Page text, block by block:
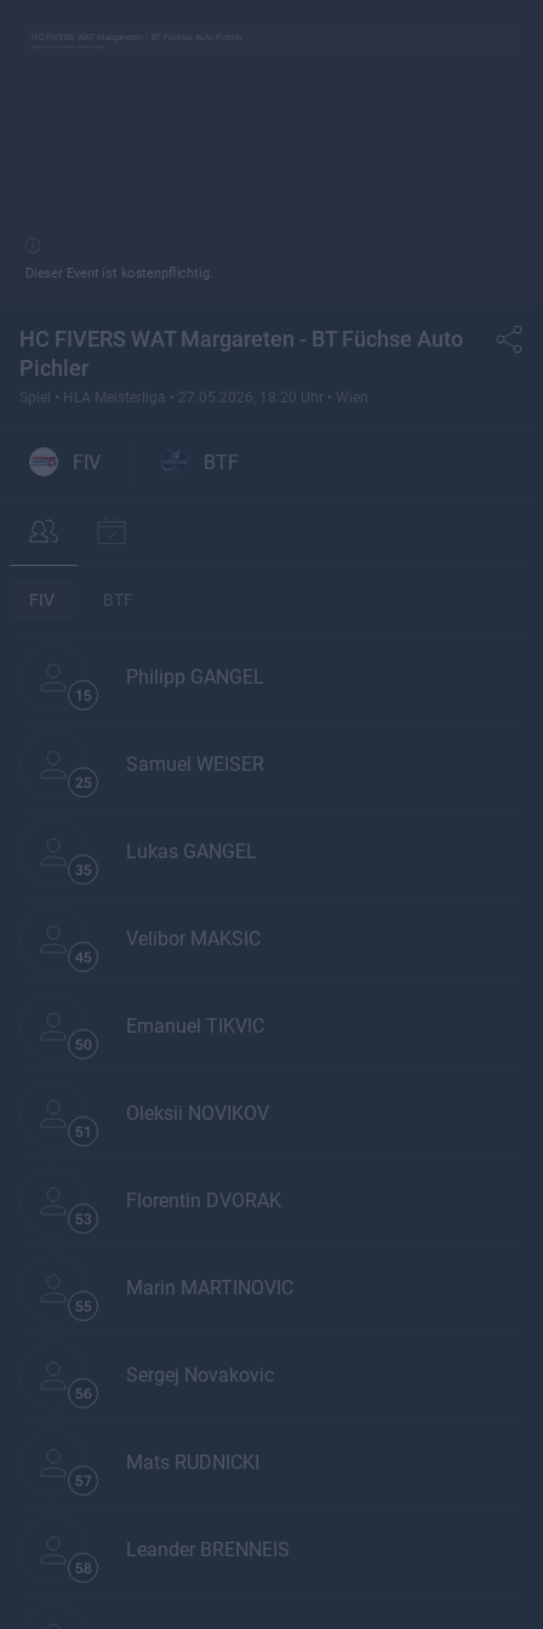
HC FIVERS WAT Margareten - BT Füchse Auto Pichler
Dieser Event ist kostenpflichtig.
HC FIVERS WAT Margareten - BT Füchse Auto
Pichler
Spiel • HLA Meisterliga • 27.05.2026, 18:20 Uhr • Wien
FIV BTF
FIV BTF
15
Philipp GANGEL
25
Samuel WEISER
35
Lukas GANGEL
45
Velibor MAKSIC
50
Emanuel TIKVIC
51
Oleksii NOVIKOV
53
Florentin DVORAK
55
Marin MARTINOVIC
56
Sergej Novakovic
57
Mats RUDNICKI
58
Leander BRENNEIS